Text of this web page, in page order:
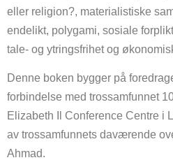
eller religion?, materialistiske
endelikt, polygami, sosiale
tale- og ytringsfrihet og
Denne boken bygger på
forbindelse med trossamfunnet
Elizabeth Il Conference Centre i
av trossamfunnets daværende
Ahmad.